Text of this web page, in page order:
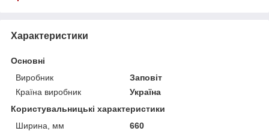
Характеристики
Основні
Виробник
Заповіт
Країна виробник
Україна
Користувальницькі характеристики
Ширина, мм
660